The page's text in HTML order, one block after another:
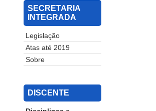
SECRETARIA
INTEGRADA
Legislação
Atas até 2019
Sobre
DISCENTE